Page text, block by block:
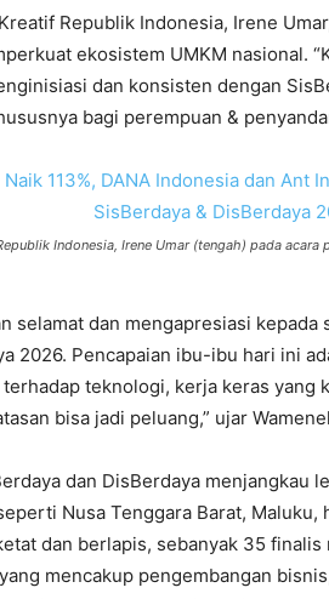
Republik Indonesia, Irene
ekosistem UMKM nasional.
dan konsisten dengan
bagi perempuan &
Indonesia, Irene Umar (tengah) pada acara
selamat dan mengapresiasi
2026. Pencapaian ibu-ibu hari ini
teknologi, kerja keras yang
bisa jadi peluang,” ujar
dan DisBerdaya menjangkau
Nusa Tenggara Barat, Maluku,
dan berlapis, sebanyak 35
mencakup pengembangan